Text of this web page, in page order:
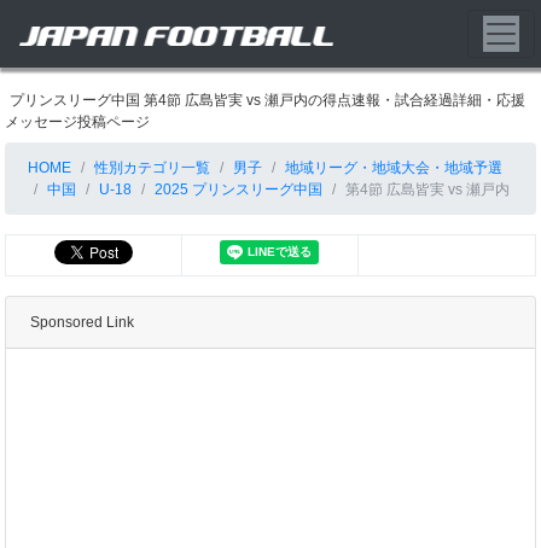
プリンスリーグ中国 第4節 広島皆実 vs 瀬戸内の得点速報・試合経過詳細・応援
メッセージ投稿ページ
HOME 性別カテゴリ一覧 男子
地域リーグ・地域大会・地域予選
中国
U-18 2025 プリンスリーグ中国 第4節 広島皆実 vs 瀬戸内
Sponsored Link